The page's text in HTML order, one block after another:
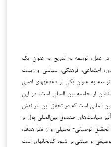
عمل، توسعه به تدریج به عنوان یک
اجتماعی، فرهنگی، سیاسی و زیست
به عنوان یکی از دغدغه­های اصلی
از جامعه بین المللی است. در این
المللی است که در تحقق این امر نقش
سیاست‌های صندوق بین‌المللی پول بر
توصیفی- تحلیلی و از نظر هدف،
و مبتنی بر شیوه کتابخانه­ای است